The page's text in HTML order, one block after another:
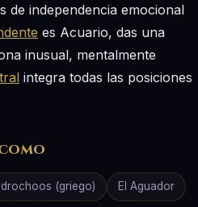
de independencia emocional
es Acuario, das una
inusual, mentalmente
integra todas las posiciones
(griego) El Aguador